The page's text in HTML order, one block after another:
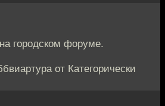
городском форуме.
от Категорически